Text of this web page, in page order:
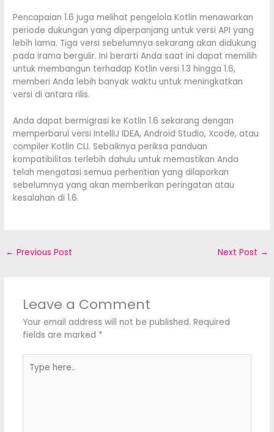
Pencapaian 1.6 juga melihat pengelola Kotlin menawarkan
periode dukungan yang diperpanjang untuk versi API yang
lebih lama. Tiga versi sebelumnya sekarang akan didukung
pada irama bergulir. Ini berarti Anda saat ini dapat memilih
untuk membangun terhadap Kotlin versi 1.3 hingga 1.6,
memberi Anda lebih banyak waktu untuk meningkatkan
versi di antara rilis.
Anda dapat bermigrasi ke Kotlin 1.6 sekarang dengan
memperbarui versi IntelliJ IDEA, Android Studio, Xcode, atau
compiler Kotlin CLI. Sebaiknya periksa panduan
kompatibilitas terlebih dahulu untuk memastikan Anda
telah mengatasi semua perhentian yang dilaporkan
sebelumnya yang akan memberikan peringatan atau
kesalahan di 1.6.
← Previous Post Next Post →
Leave a Comment
Your email address will not be published. Required
fields are marked *
here..